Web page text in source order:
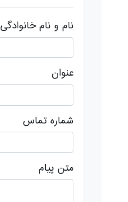
نام و نام خانوادگی
عنوان
شماره تماس
متن پیام